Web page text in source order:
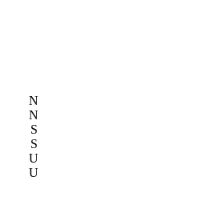
N
N
S
S
U
U